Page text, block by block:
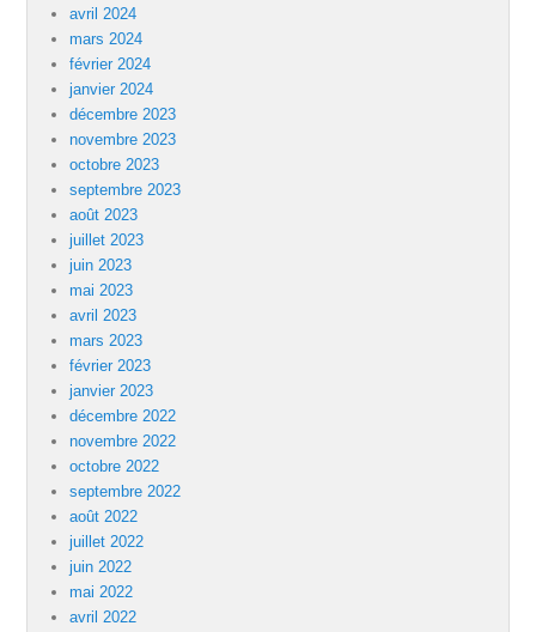
avril 2024
mars 2024
février 2024
janvier 2024
décembre 2023
novembre 2023
octobre 2023
septembre 2023
août 2023
juillet 2023
juin 2023
mai 2023
avril 2023
mars 2023
février 2023
janvier 2023
décembre 2022
novembre 2022
octobre 2022
septembre 2022
août 2022
juillet 2022
juin 2022
mai 2022
avril 2022